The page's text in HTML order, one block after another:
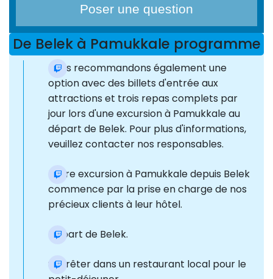
Poser une question
De Belek à Pamukkale programme
Nous recommandons également une
option avec des billets d'entrée aux
attractions et trois repas complets par
jour lors d'une excursion à Pamukkale au
départ de Belek. Pour plus d'informations,
veuillez contacter nos responsables.
Notre excursion à Pamukkale depuis Belek
commence par la prise en charge de nos
précieux clients à leur hôtel.
Départ de Belek.
S'arrêter dans un restaurant local pour le